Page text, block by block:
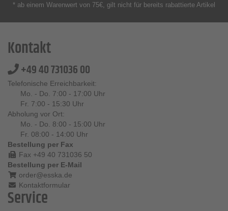
* ab einem Warenwert von 75€, gilt nicht für bereits rabattierte Artikel
Kontakt
+49 40 731036 00
Telefonische Erreichbarkeit:
Mo. - Do. 7:00 - 17:00 Uhr
Fr. 7:00 - 15:30 Uhr
Abholung vor Ort:
Mo. - Do. 8:00 - 15:00 Uhr
Fr. 08:00 - 14:00 Uhr
Bestellung per Fax
Fax +49 40 731036 50
Bestellung per E-Mail
order@esska.de
Kontaktformular
Service